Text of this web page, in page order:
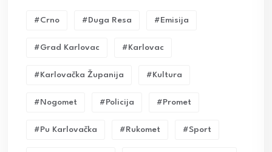
#crno #duga Resa #emisija
#grad Karlovac #karlovac
#karlovačka Županija #kultura
#nogomet #policija #promet
#pu Karlovačka #rukomet #sport